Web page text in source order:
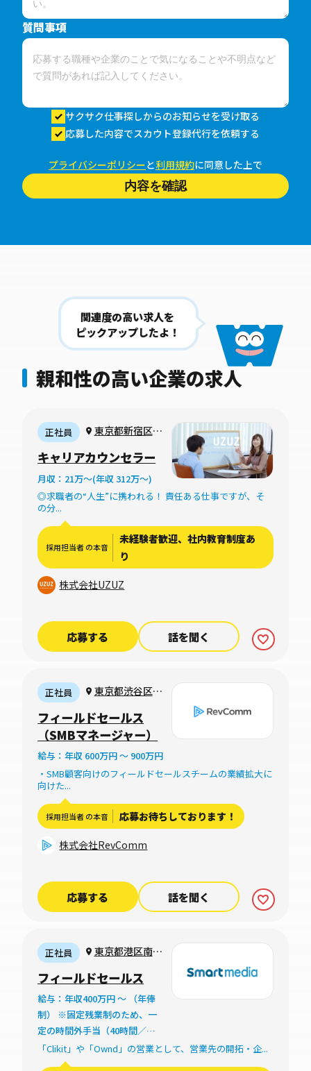
質問事項
サクサク仕事探しからのお知らせを受け取る
応募した内容でスカウト登録代行を依頼する
プライバシーポリシーと利用規約に同意した上で
内容を確認
親和性の高い企業の求人
関連度の高い求人を
ピックアップしたよ！
正社員
東京都新宿区西
オフィススクエア
ビル新宿3階
キャリアカウンセラー
月収：21万〜(年収 312万〜)
◎求職者の“人生”に携われる！ 責任ある仕事ですが、そ
の分...
採用担当者 の本音
未経験者歓迎、社内教育制度あ
り
株式会社UZUZ
応募する 話を聞く
正社員
東京都渋谷区渋
ック渋谷一丁目ビ
ル7階 or フルリ
モートワーク
フィールドセールス
（SMBマネージャー）
給与：年収 600万円 〜 900万円
・SMB顧客向けのフィールドセールスチームの業績拡大に
向けた...
採用担当者 の本音 応募お待ちしております！
株式会社RevComm
応募する 話を聞く
正社員
東京都港区南青
フィールドセールス
給与：年収400万円 〜 （年俸
制） ※固定残業制のため、一
定の時間外手当（40時間／
月）が月給に含まれます
「Clikit」や「Ownd」の営業として、営業先の開拓・企...